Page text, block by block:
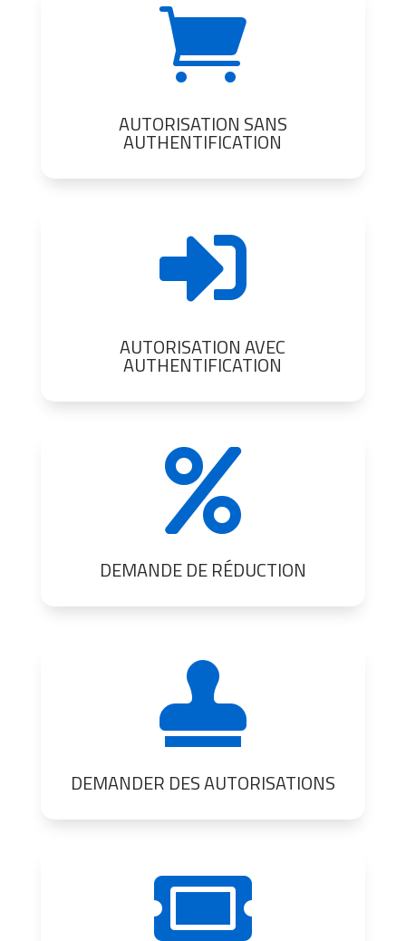

AUTORISATION SANS
AUTHENTIFICATION

AUTORISATION AVEC
AUTHENTIFICATION

DEMANDE DE RÉDUCTION

DEMANDER DES AUTORISATIONS
